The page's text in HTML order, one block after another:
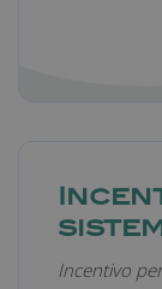
Incentivo